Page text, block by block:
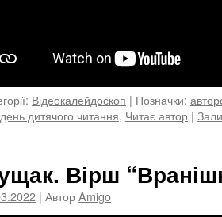
Відеокалейдоскоп | Позначки:
дитячого читання, Читає автор |
Вірш
| АвторAmigo